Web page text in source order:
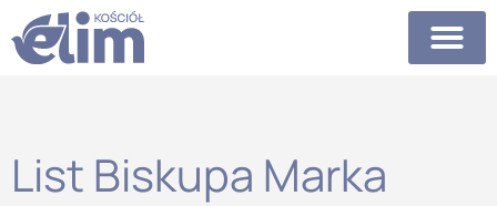
List Biskupa Marka